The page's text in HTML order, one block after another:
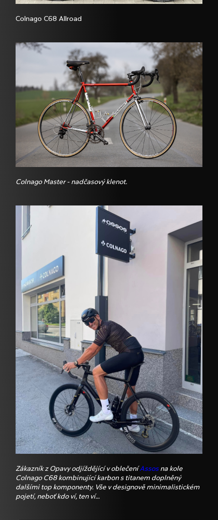
Colnago C68 Allroad
Colnago Master - nadčasový klenot.
Zákazník z Opavy odjíždějící v oblečeníAssosna kole
ColnagoC68 kombinující karbon s titanem doplněný
dalšími top komponenty. Vše v designově minimalistickém
pojetí, neboť kdo ví, ten ví…